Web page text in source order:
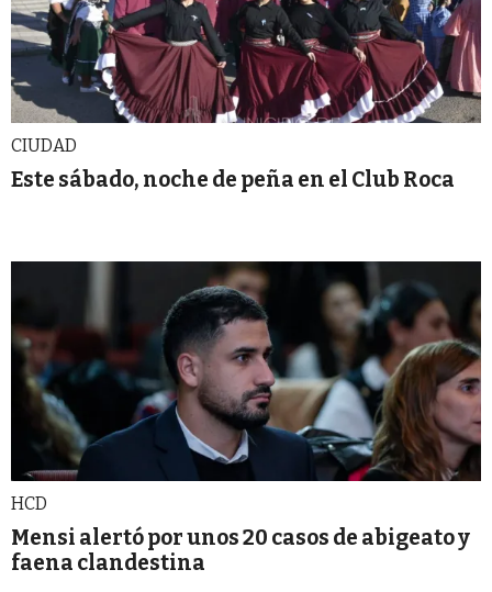
CIUDAD
Este sábado, noche de peña en el Club Roca
HCD
Mensi alertó por unos 20 casos de abigeato y
faena clandestina